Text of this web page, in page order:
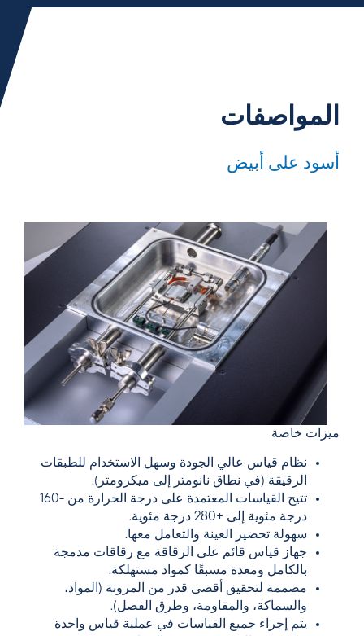
المواصفات
أسود على أبيض
ميزات خاصة
نظام قياس عالي الجودة وسهل الاستخدام للطبقات
الرقيقة (في نطاق نانومتر إلى ميكرومتر).
تتيح القياسات المعتمدة على درجة الحرارة من -160
درجة مئوية إلى +280 درجة مئوية.
سهولة تحضير العينة والتعامل معها.
جهاز قياس قائم على الرقاقة مع رقاقات مدمجة
بالكامل ومعدة مسبقًا كمواد مستهلكة.
مصممة لتحقيق أقصى قدر من المرونة (المواد،
والسماكة، والمقاومة، وطرق الفصل).
يتم إجراء جميع القياسات في عملية قياس واحدة